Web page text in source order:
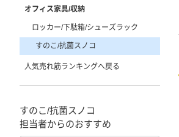
オフィス家具/収納
ロッカー/下駄箱/シューズラック
すのこ/抗菌スノコ
人気売れ筋ランキングへ戻る
すのこ/抗菌スノコ
担当者からのおすすめ